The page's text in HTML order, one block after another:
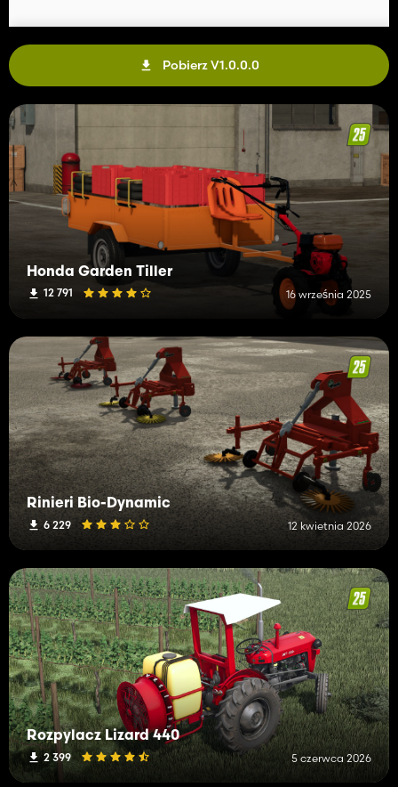
Pobierz V1.0.0.0
Honda Garden Tiller
12 791 16 września 2025
Rinieri Bio-Dynamic
6 229 12 kwietnia 2026
Rozpylacz Lizard 440
2 399 5 czerwca 2026